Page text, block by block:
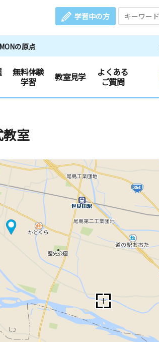
学習中の方
の原点
無料体験
学習
教室見学
よくある
ご質問
室